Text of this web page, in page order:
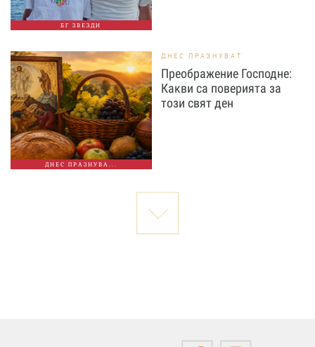
БГ ЗВЕЗДИ
ДНЕС ПРАЗНУВА...
ДНЕС ПРАЗНУВАТ
Преображение Господне:
Какви са поверията за
този свят ден